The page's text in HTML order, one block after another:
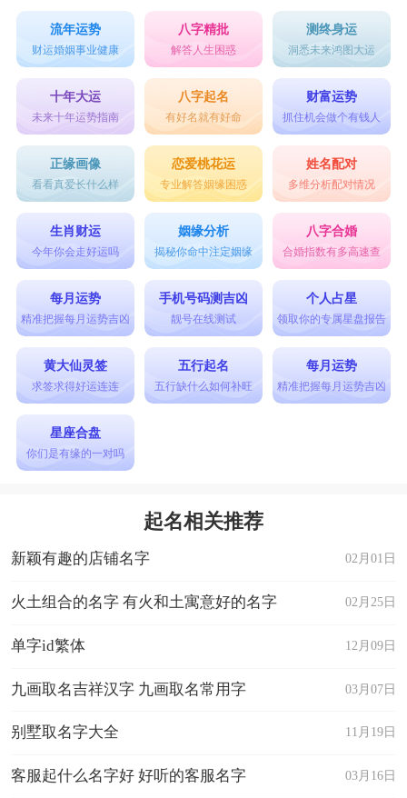
流年运势
财运婚姻事业健康
八字精批
解答人生困惑
测终身运
洞悉未来鸿图大运
十年大运
未来十年运势指南
八字起名
有好名就有好命
财富运势
抓住机会做个有钱人
正缘画像
看看真爱长什么样
恋爱桃花运
专业解答姻缘困惑
姓名配对
多维分析配对情况
生肖财运
今年你会走好运吗
姻缘分析
揭秘你命中注定姻缘
八字合婚
合婚指数有多高速查
每月运势
精准把握每月运势吉凶
手机号码测吉凶
靓号在线测试
个人占星
领取你的专属星盘报告
黄大仙灵签
求签求得好运连连
五行起名
五行缺什么如何补旺
每月运势
精准把握每月运势吉凶
星座合盘
你们是有缘的一对吗
起名相关推荐
02月01日
新颖有趣的店铺名字
02月25日
火土组合的名字 有火和土寓意好的名字
12月09日
单字id繁体
03月07日
九画取名吉祥汉字 九画取名常用字
11月19日
别墅取名字大全
03月16日
客服起什么名字好 好听的客服名字